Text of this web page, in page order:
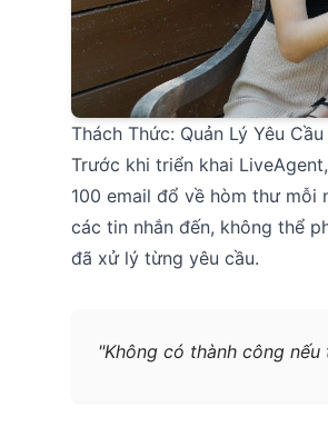
Thách Thức: Quản Lý Yêu
Trước khi triển khai
100 email đổ về hòm thư mỗi
các tin nhắn đến, không thể
đã xử lý từng yêu cầu.
"Không có thành công